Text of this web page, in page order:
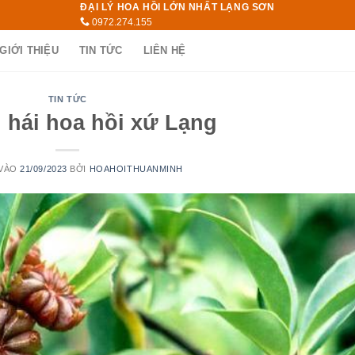
ĐẠI LÝ HOA HỒI LỚN NHẤT LẠNG SƠN
0972.274.155
GIỚI THIỆU TIN TỨC LIÊN HỆ
TIN TỨC
hái hoa hồi xứ Lạng
21/09/2023 BỞI HOAHOITHUANMINH